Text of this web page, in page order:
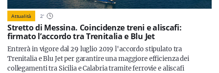
Attualità 2'
Stretto di Messina. Coincidenze treni e aliscafi:
firmato l’accordo tra Trenitalia e Blu Jet
Entrerà in vigore dal 29 luglio 2019 l'accordo stipulato tra
Trenitalia e Blu Jet per garantire una maggiore efficienza dei
collegamenti tra Sicilia e Calabria tramite ferrovie e aliscafi